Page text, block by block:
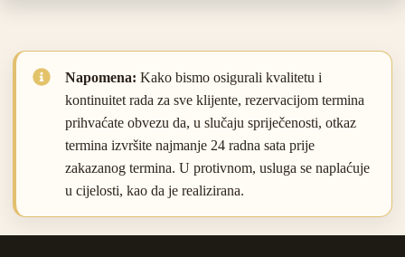
Napomena: Kako bismo osigurali kvalitetu i
kontinuitet rada za sve klijente, rezervacijom termina
prihvaćate obvezu da, u slučaju spriječenosti, otkaz
termina izvršite najmanje 24 radna sata prije
zakazanog termina. U protivnom, usluga se naplaćuje
u cijelosti, kao da je realizirana.